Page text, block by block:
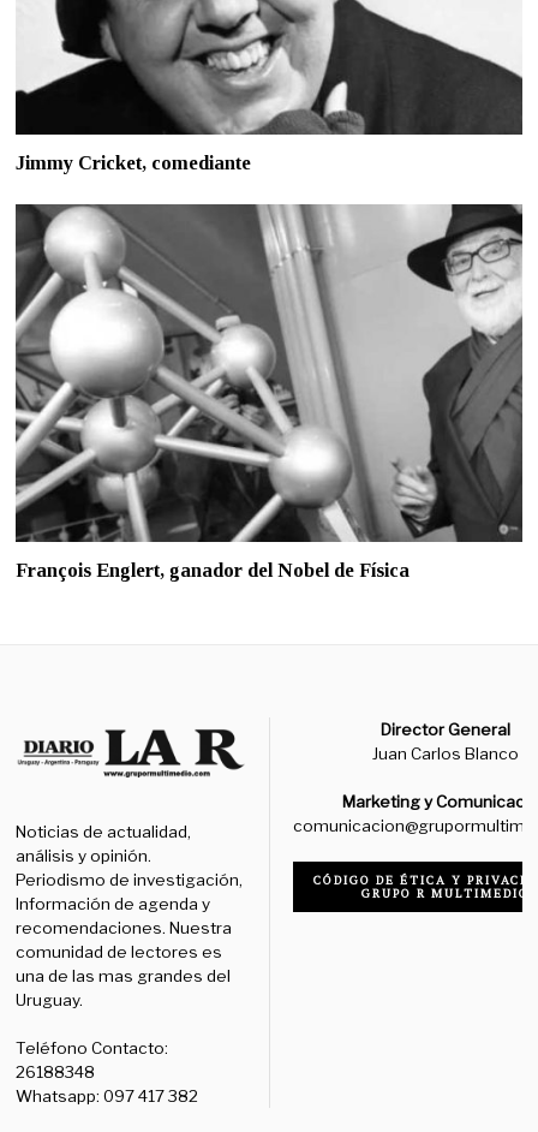
Jimmy Cricket, comediante
François Englert, ganador del Nobel de Física
Noticias de actualidad,
análisis y opinión.
Periodismo de investigación,
Información de agenda y
recomendaciones. Nuestra
comunidad de lectores es
una de las mas grandes del
Uruguay.
Teléfono Contacto:
26188348
Whatsapp: 097 417 382
Director General
Juan Carlos Blanco
Marketing y
CÓDIGO DE ÉTICA Y
GRUPO R MULTIMEDIO